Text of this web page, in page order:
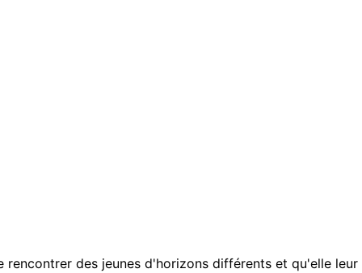
rencontrer des jeunes d'horizons différents et qu'elle leur